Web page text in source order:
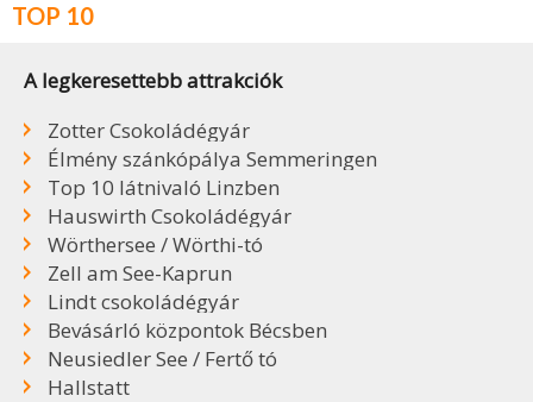
TOP 10
A legkeresettebb attrakciók
Zotter Csokoládégyár
Élmény szánkópálya Semmeringen
Top 10 látnivaló Linzben
Hauswirth Csokoládégyár
Wörthersee / Wörthi-tó
Zell am See-Kaprun
Lindt csokoládégyár
Bevásárló központok Bécsben
Neusiedler See / Fertő tó
Hallstatt